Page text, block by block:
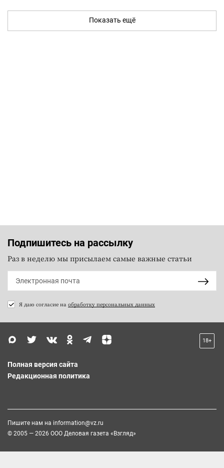
Показать ещё
Подпишитесь на рассылку
Раз в неделю мы присылаем самые важные статьи
Я даю согласие на обработку персональных данных
18+
Полная версия сайта
Редакционная политика
Пишите нам на information@vz.ru
© 2005 — 2026 ООО Деловая газета «Взгляд»